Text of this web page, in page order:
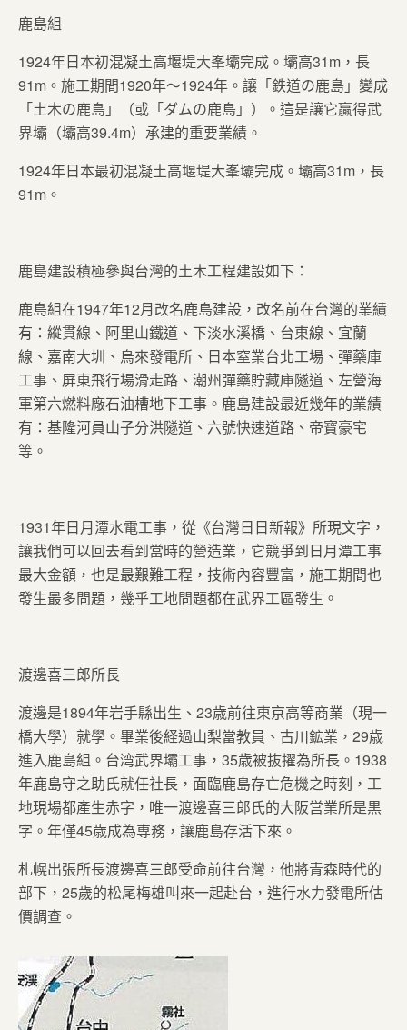
鹿島組
1924年日本初混凝土高堰堤大峯壩完成。壩高31m，長
91m。施工期間1920年～1924年。讓「鉄道の鹿島」變成
「土木の鹿島」（或「ダムの鹿島」）。這是讓它贏得武
界壩（壩高39.4m）承建的重要業績。
1924年日本最初混凝土高堰堤大峯壩完成。壩高31m，長
91m。
鹿島建設積極參與台灣的土木工程建設如下：
鹿島組在1947年12月改名鹿島建設，改名前在台灣的業績
有：縱貫線、阿里山鐵道、下淡水溪橋、台東線、宜蘭
線、嘉南大圳、烏來發電所、日本窒業台北工場、彈藥庫
工事、屏東飛行場滑走路、潮州彈藥貯藏庫隧道、左營海
軍第六燃料廠石油槽地下工事。鹿島建設最近幾年的業績
有：基隆河員山子分洪隧道、六號快速道路、帝寶豪宅
等。
1931年日月潭水電工事，從《台灣日日新報》所現文字，
讓我們可以回去看到當時的營造業，它競爭到日月潭工事
最大金額，也是最艱難工程，技術內容豐富，施工期間也
發生最多問題，幾乎工地問題都在武界工區發生。
渡邊喜三郎所長
渡邊是1894年岩手縣出生、23歳前往東京高等商業（現一
橋大學）就學。畢業後経過山梨當教員、古川鉱業，29歳
進入鹿島組。台湾武界壩工事，35歳被抜擢為所長。1938
年鹿島守之助氏就任社長，面臨鹿島存亡危機之時刻，工
地現場都產生赤字，唯一渡邊喜三郎氏的大阪営業所是黒
字。年僅45歳成為専務，讓鹿島存活下來。
札幌出張所長渡邊喜三郎受命前往台灣，他將青森時代的
部下，25歲的松尾梅雄叫來一起赴台，進行水力發電所估
價調查。